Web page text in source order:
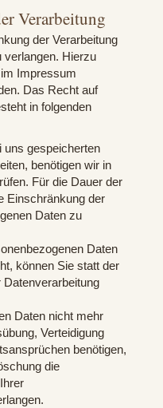
Verarbeitung
der Verarbeitung
verlangen. Hierzu
Impressum
Das Recht auf
in folgenden
uns gespeicherten
benötigen wir in
Für die Dauer der
Einschränkung der
Daten zu
Daten
können Sie statt der
Daten nicht mehr
Verteidigung
benötigen,
die